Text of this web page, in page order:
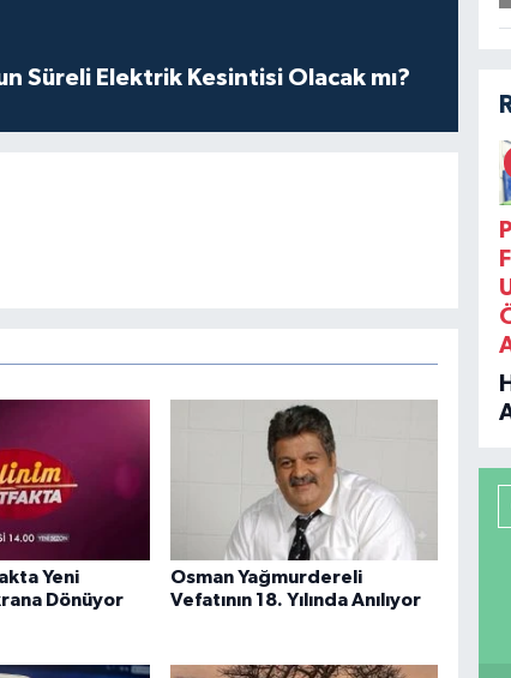
Süreli Elektrik Kesintisi Olacak mı?
Yeni
Dönüyor
Osman Yağmurdereli
Vefatının 18. Yılında Anılıyor